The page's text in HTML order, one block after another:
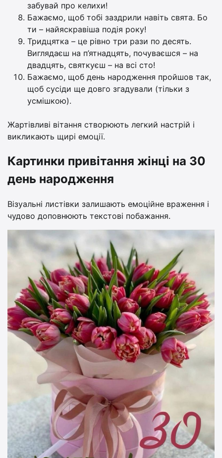
забувай про келихи!
Бажаємо, щоб тобі заздрили навіть свята. Бо
ти – найяскравіша подія року!
Тридцятка – це рівно три рази по десять.
Виглядаєш на п’ятнадцять, почуваєшся – на
двадцять, святкуєш – на всі сто!
Бажаємо, щоб день народження пройшов так,
щоб сусіди ще довго згадували (тільки з
усмішкою).
Жартівливі вітання створюють легкий настрій і
викликають щирі емоції.
Картинки привітання жінці на 30
день народження
Візуальні листівки залишають емоційне враження і
чудово доповнюють текстові побажання.